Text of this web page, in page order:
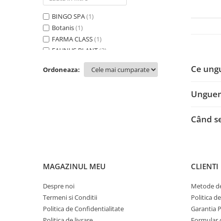
Multiminerale
BINGO SPA(1)
Botanis(1)
FARMA CLASS(1)
FAUNUS PLANT (2)
VIVANATURA
(2)
Ordoneaza: Ce
Când
MAGAZINUL MEU
Despre noi
Termeni si Conditii
Politica de Confidentialitate
CLIENTI
Metode
Politica
Garantia